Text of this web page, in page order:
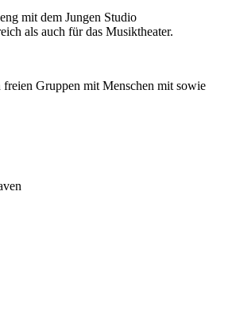
mit dem Jungen Studio
als auch für das Musiktheater.
freien Gruppen mit Menschen mit sowie